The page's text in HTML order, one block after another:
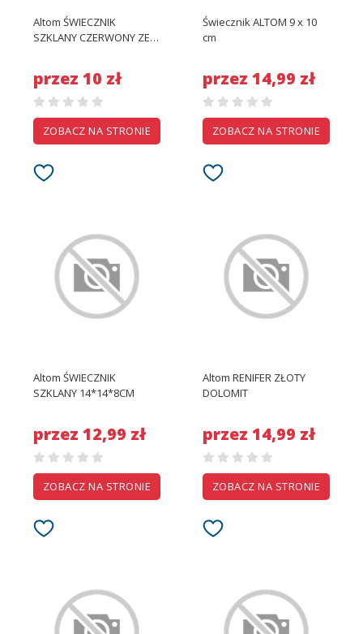
Altom ŚWIECZNIK
SZKLANY CZERWONY ZE
przez 10 zł
ZOBACZ NA STRONIE
Świecznik ALTOM 9 x 10
cm
przez 14,99 zł
ZOBACZ NA STRONIE
Altom ŚWIECZNIK
SZKLANY 14*14*8CM
przez 12,99 zł
ZOBACZ NA STRONIE
Altom RENIFER ZŁOTY
DOLOMIT
przez 14,99 zł
ZOBACZ NA STRONIE